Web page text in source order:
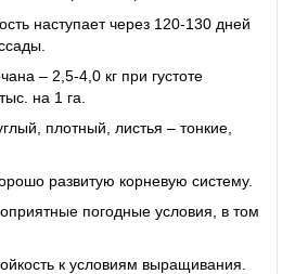
наступает через 120-130 дней
– 2,5-4,0 кг при густоте
на 1 га.
плотный, листья – тонкие,
развитую корневую систему.
погодные условия, в том
к условиям выращивания.